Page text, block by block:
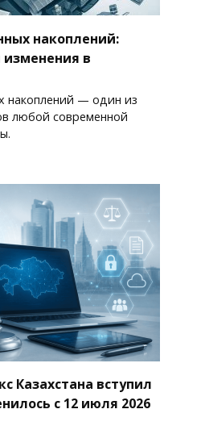
накоплений:
в
накоплений — один из
любой современной
Казахстана вступил
с 12 июля 2026